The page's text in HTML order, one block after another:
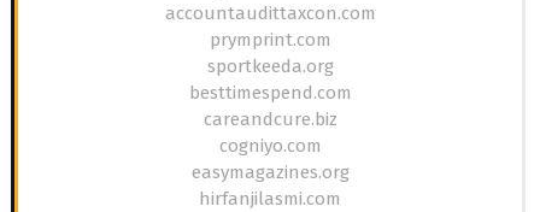
accountaudittaxcon.com
prymprint.com
sportkeeda.org
besttimespend.com
careandcure.biz
cogniyo.com
easymagazines.org
hirfanjilasmi.com